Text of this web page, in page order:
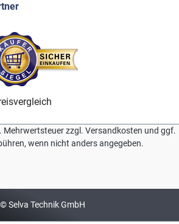
Mehrwertsteuer zzgl. Versandkosten und ggf.
wenn nicht anders angegeben.
© Selva Technik GmbH